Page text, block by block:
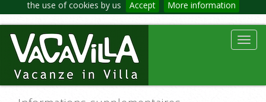
the use of cookies by us Accept More information